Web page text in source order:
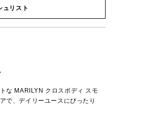
ュリスト
な MARILYN クロスボディ スモ
で、デイリーユースにぴったり